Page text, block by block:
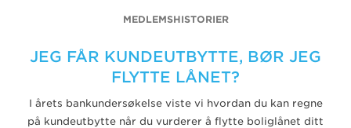
MEDLEMSHISTORIER
JEG FÅR KUNDEUTBYTTE, BØR JEG
FLYTTE LÅNET?
I årets bankundersøkelse viste vi hvordan du kan regne
på kundeutbytte når du vurderer å flytte boliglånet ditt